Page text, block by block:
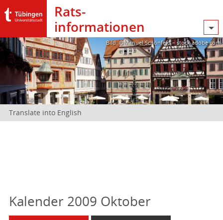
Rats­
informationen
Bild: @Manuel Schönfeld – stock.adobe.com
Translate into English
Kalender 2009 Oktober